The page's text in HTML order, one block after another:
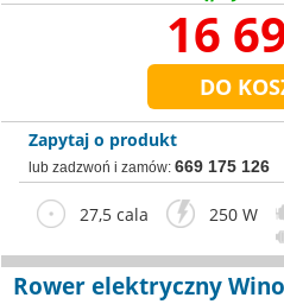
16
Zapytaj o produkt
lub zadzwoń i zamów: 669 175 126
27,5 cala 250 W
Rower elektryczny